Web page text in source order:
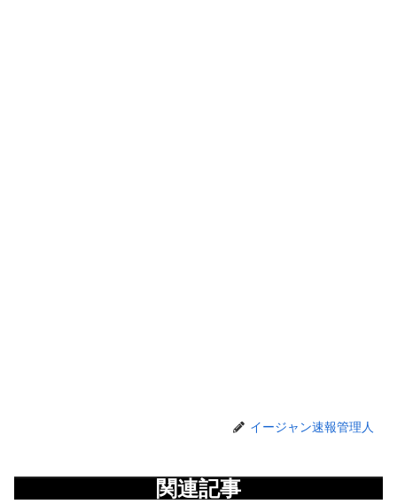
イージャン速報管理人
関連記事